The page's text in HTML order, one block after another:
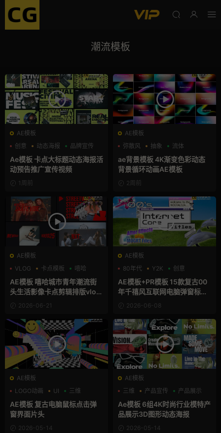
潮流模板
AE模板
创意
动态海报 品牌宣传
Ae模板 卡点大标题动态海报活
动预告推广宣传视频
1周前
AE模板
弥散风
抽象 流体
ae背景模板 4K渐变色彩动态
背景循环动画AE模板
2周前
AE模板
VLOG
卡点模板 嘻哈
AE模板 嘻哈城市青年潮流街
头生活影像卡点剪辑排版vlog
视频宣传片
2026-06-21
AE模板
80年代
Y2K 创意
AE模板+PR模板 15款复古00
年千禧风互联网电脑弹窗标题
贴图动画
2026-06-08
AE模板
LOGO动画
UI 三维
AE模板 复古电脑鼠标点击弹
窗界面片头
2026-05-14
AE模板
三维
产品宣传 产品展示
Ae模板 6组4K时尚行业模特产
品展示3D图形动态海报
2026-05-14